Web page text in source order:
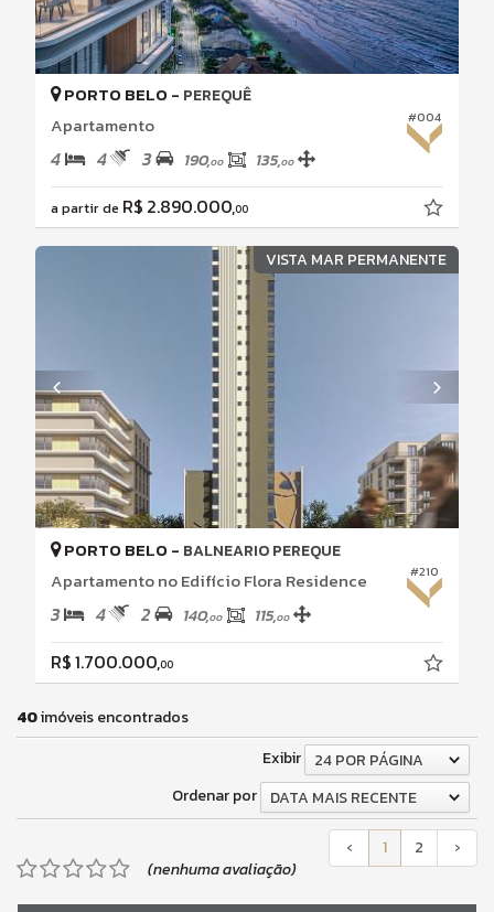
#004
PORTO BELO - PEREQUÊ
Apartamento
4 4 3 190,00 135,00
a partir de R$ 2.890.000,00
VISTA MAR PERMANENTE
#210
PORTO BELO - BALNEARIO PEREQUE
Apartamento no Edifício Flora Residence
3 4 2 140,00 115,00
R$ 1.700.000,00
40imóveis encontrados
Exibir
24 POR PÁGINA
Ordenar por
DATA MAIS RECENTE
‹ 1 2
›
(nenhuma avaliação)